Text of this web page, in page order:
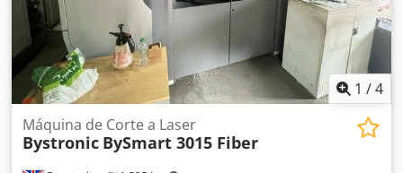
1 /4
Máquina de Corte a Laser
Bystronic BySmart 3015 Fiber